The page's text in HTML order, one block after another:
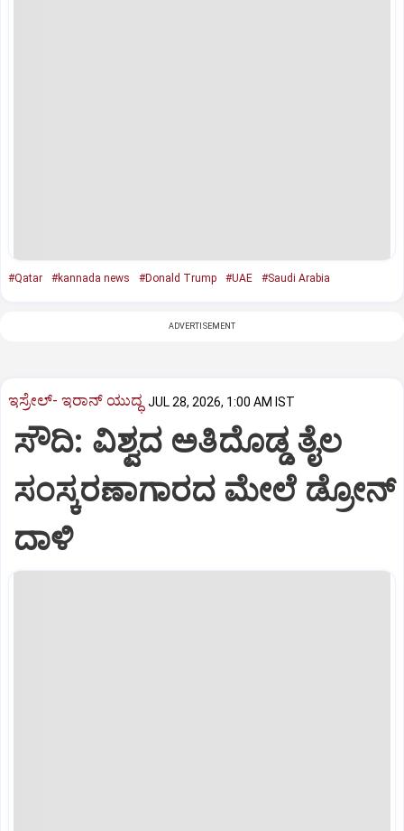
#Qatar #kannada news #Donald Trump #UAE #Saudi Arabia
ADVERTISEMENT
ಇಸ್ರೇಲ್- ಇರಾನ್‌ ಯುದ್ಧ JUL 28, 2026, 1:00 AM IST
ಸೌದಿ: ವಿಶ್ವದ ಅತಿದೊಡ್ಡ ತೈಲ
ಸಂಸ್ಕರಣಾಗಾರದ ಮೇಲೆ ಡ್ರೋನ್
ದಾಳಿ